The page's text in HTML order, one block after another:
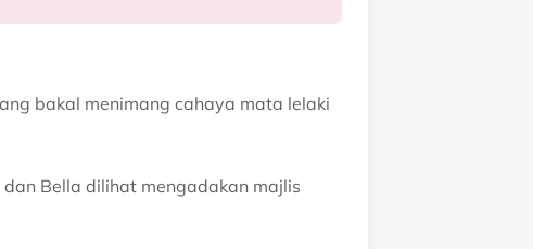
bakal menimang cahaya mata lelaki
Bella dilihat mengadakan majlis